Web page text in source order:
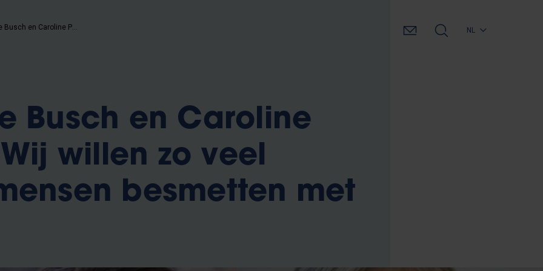
NL
Busch en Caroline
willen zo veel
besmetten met